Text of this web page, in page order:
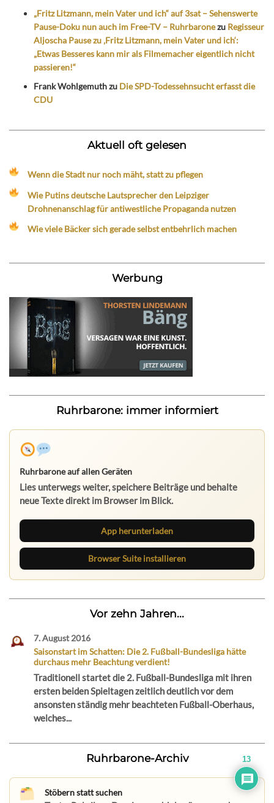
„Fritz Litzmann, mein Vater und ich“ auf 3sat – Sehenswerte
Pause-Doku nun auch im Free-TV – Ruhrbaronezu Regisseur
Aljoscha Pause zu ‚Fritz Litzmann, mein Vater und ich‘:
„Etwas Besseres kann mir als Filmemacher eigentlich nicht
passieren!“
Frank Wohlgemuthzu Die SPD-Todessehnsucht erfasst die
CDU
Aktuell oft gelesen
Wenn die Stadt nur noch mäht, statt zu pflegen
Wie Putins deutsche Lautsprecher den Leipziger
Drohnenanschlag für antiwestliche Propaganda nutzen
Wie viele Bäcker sich gerade selbst entbehrlich machen
Werbung
Ruhrbarone: immer informiert
Ruhrbarone auf allen Geräten
Lies unterwegs weiter, speichere Beiträge und behalte
neue Texte direkt im Browser im Blick.
App herunterladen
Browser Suite installieren
Vor zehn Jahren...
7. August 2016
Saisonstart im Schatten: Die 2. Fußball-Bundesliga hätte
durchaus mehr Beachtung verdient!
Traditionell startet die 2. Fußball-Bundesliga mit ihren
ersten beiden Spieltagen zeitlich deutlich vor dem
ansonsten ständig mehr beachteten Fußball-Oberhaus,
welches...
Ruhrbarone-Archiv
Stöbern statt suchen
13